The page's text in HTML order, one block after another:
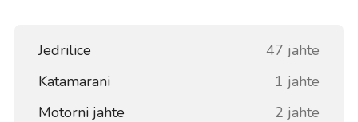
Jedrilice
47 jahte
Katamarani
1 jahte
Motorni jahte
2 jahte